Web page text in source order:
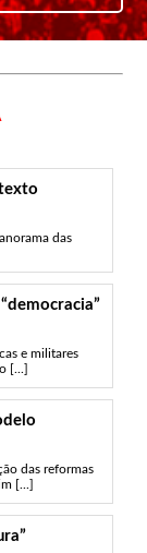
das
e militares
[...]
das reformas
[...]